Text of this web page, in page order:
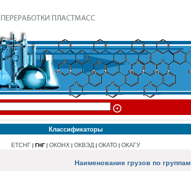
Классификаторы
ЕТСНГ| ГНГ| ОКОНХ| ОКВЭД | ОКАТО| ОКАГУ
Наименование грузов по группам